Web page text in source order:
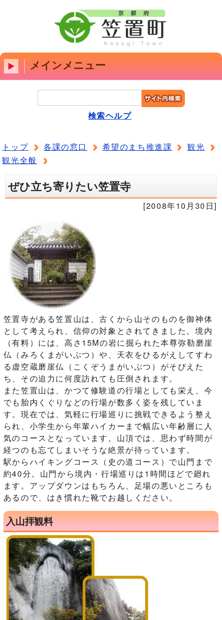
メインメニュー
検索ヘルプ
トップ 各課の窓口 希望のまち推進課
観光
観光全般
ぜひ立ち寄りたい笠置寺
[2008年10月30日]
笠置寺がある笠置山は、古くから山そのものを御神体
として考えられ、信仰の対象とされてきました。境内
（有料）には、高さ15Mの岩に掘られた本尊弥勒磨崖
仏（みろくまがいぶつ）や、天衣をひるがえしてすわ
る虚空蔵磨崖仏（こくぞうまがいぶつ）がそびえた
ち、その迫力に何度訪れても圧倒されます。
また笠置山は、かつて修験道の行場としても栄え、今
でも胎内くぐりなどの行場が数多く姿を残していま
す。現在では、気軽に行場巡りに挑戦できるよう整え
られ、小学生から年輩ハイカーまで幅広い年齢層に人
気のコースとなっています。山頂では、思わず時間が
経つのも忘てしまいそうな絶景が待っています。
駅からハイキングコース（史の道コース）で山門まで
約40分。山門から境内・行場巡りは1時間ほどで廻れ
ます。アップダウンはもちろん、足場の悪いところも
あるので、はき慣れた靴でお越しください。
入山拝観料